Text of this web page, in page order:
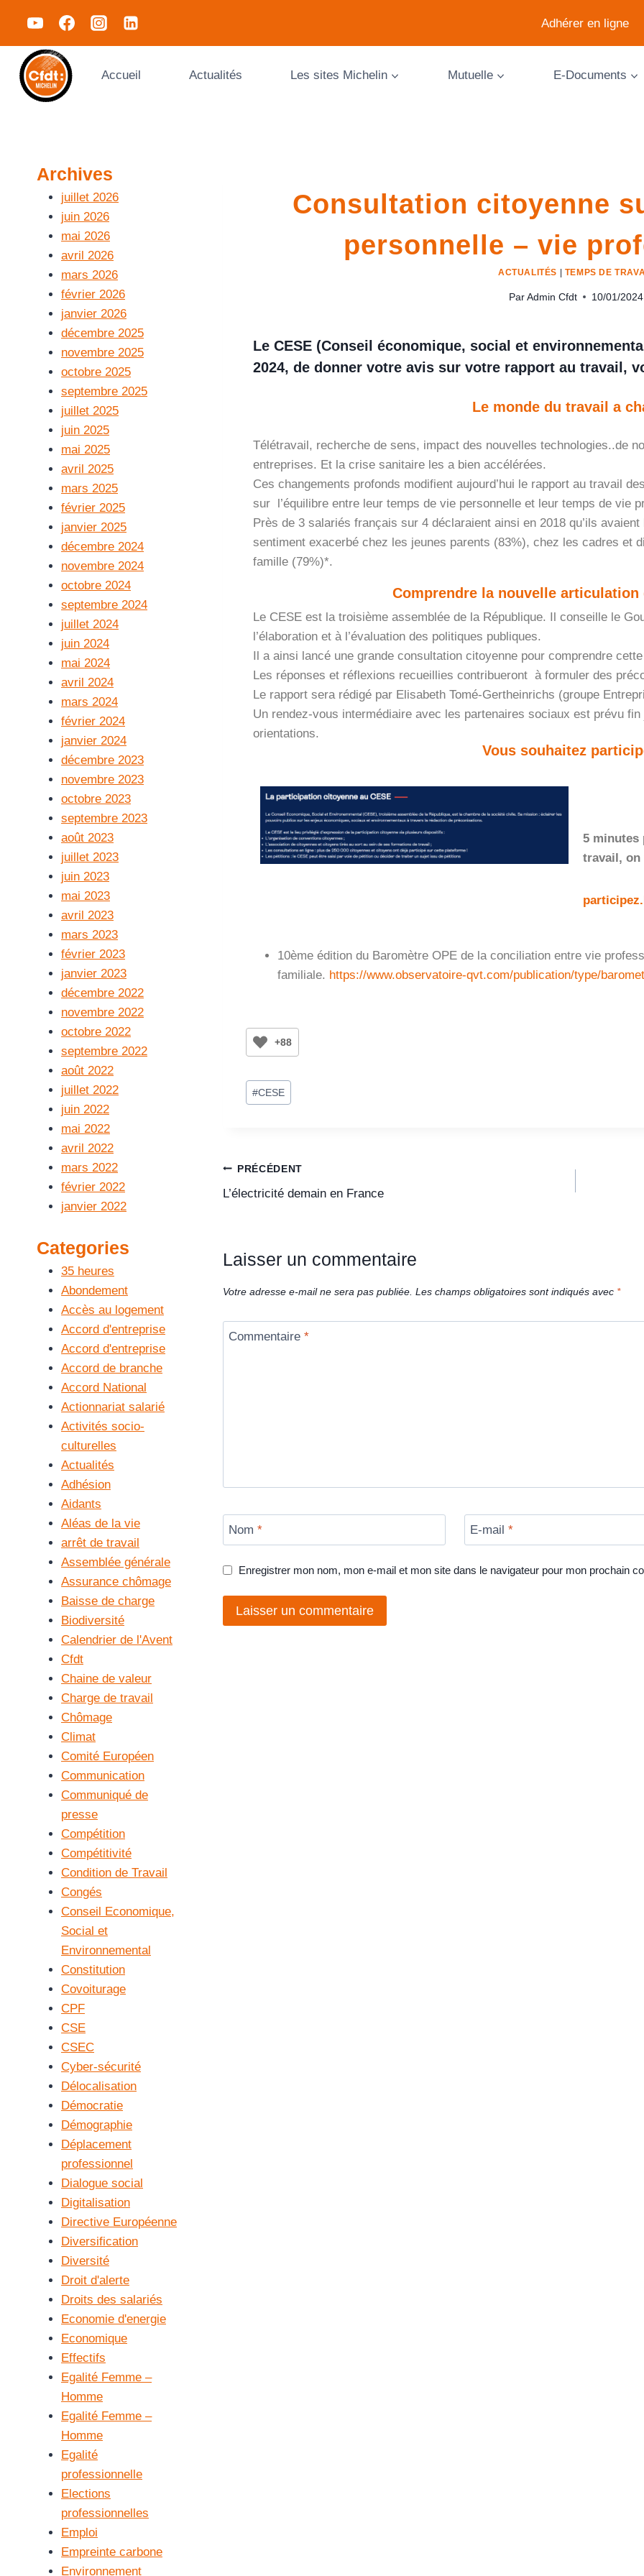
Adhérer en ligne
Accueil Actualités Les sites Michelin Mutuelle E-Documents
Consultation citoyenne
personnelle – vie
ACTUALITÉS TEMPS DE
Par Admin Cfdt 10/01/2024
Le CESE (Conseil économique, social et
2024, de donner votre avis sur votre rapport au travail,
Le monde du travail a
Télétravail, recherche de sens, impact des nouvelles technologies..de
entreprises. Et la crise sanitaire les a bien accélérées.
Ces changements profonds modifient aujourd’hui le rapport au travail
sur l’équilibre entre leur temps de vie personnelle et leur temps de vie
Près de 3 salariés français sur 4 déclaraient ainsi en 2018 qu’ils
sentiment exacerbé chez les jeunes parents (83%), chez les cadres et
famille (79%)*.
Comprendre la nouvelle articulation
Le CESE est la troisième assemblée de la République. Il conseille le
l’élaboration et à l’évaluation des politiques publiques.
Il a ainsi lancé une grande consultation citoyenne pour comprendre
Les réponses et réflexions recueillies contribueront à formuler des
Le rapport sera rédigé par Elisabeth Tomé-Gertheinrichs (groupe
Un rendez-vous intermédiaire avec les partenaires sociaux est prévu
orientations.
Vous souhaitez
5 minutes
travail, on
10ème édition du Baromètre OPE de la conciliation entre vie
familiale. https://www.observatoire-qvt.com/publication/type/
+88
#CESE
PRÉCÉDENT
L’électricité demain en France
Laisser un commentaire
Votre adresse e-mail ne sera pas publiée. Les champs obligatoires sont indiqués avec *
Commentaire *
Nom * E-mail*
Enregistrer mon nom, mon e-mail et mon site dans le navigateur pour mon prochain
Archives
juillet 2026
juin 2026
mai 2026
avril 2026
mars 2026
février 2026
janvier 2026
décembre 2025
novembre 2025
octobre 2025
septembre 2025
juillet 2025
juin 2025
mai 2025
avril 2025
mars 2025
février 2025
janvier 2025
décembre 2024
novembre 2024
octobre 2024
septembre 2024
juillet 2024
juin 2024
mai 2024
avril 2024
mars 2024
février 2024
janvier 2024
décembre 2023
novembre 2023
octobre 2023
septembre 2023
août 2023
juillet 2023
juin 2023
mai 2023
avril 2023
mars 2023
février 2023
janvier 2023
décembre 2022
novembre 2022
octobre 2022
septembre 2022
août 2022
juillet 2022
juin 2022
mai 2022
avril 2022
mars 2022
février 2022
janvier 2022
Categories
35 heures
Abondement
Accès au logement
Accord d'entreprise
Accord d'entreprise
Accord de branche
Accord National
Actionnariat salarié
Activités socio-
culturelles
Actualités
Adhésion
Aidants
Aléas de la vie
arrêt de travail
Assemblée générale
Assurance chômage
Baisse de charge
Biodiversité
Calendrier de l'Avent
Cfdt
Chaine de valeur
Charge de travail
Chômage
Climat
Comité Européen
Communication
Communiqué de
presse
Compétition
Compétitivité
Condition de Travail
Congés
Conseil Economique,
Social et
Environnemental
Constitution
Covoiturage
CPF
CSE
CSEC
Cyber-sécurité
Délocalisation
Démocratie
Démographie
Déplacement
professionnel
Dialogue social
Digitalisation
Directive Européenne
Diversification
Diversité
Droit d'alerte
Droits des salariés
Economie d'energie
Economique
Effectifs
Egalité Femme –
Homme
Egalité Femme –
Homme
Egalité
professionnelle
Elections
professionnelles
Emploi
Empreinte carbone
Environnement